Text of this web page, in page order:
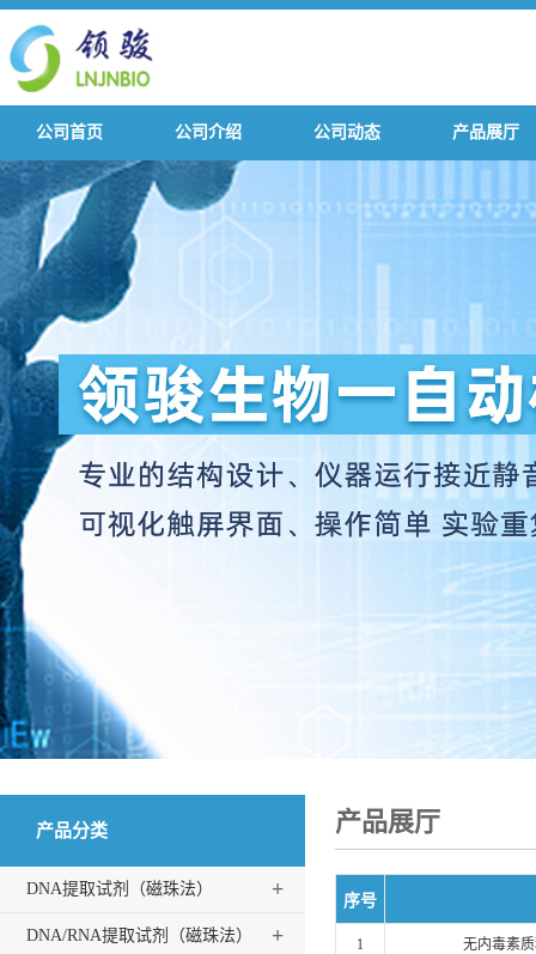
公司首页 公司介绍 公司动态 产品展厅
产品分类
DNA提取试剂（磁珠法） +
DNA/RNA提取试剂（磁珠法） +
产品展厅
序号
1 无内毒素